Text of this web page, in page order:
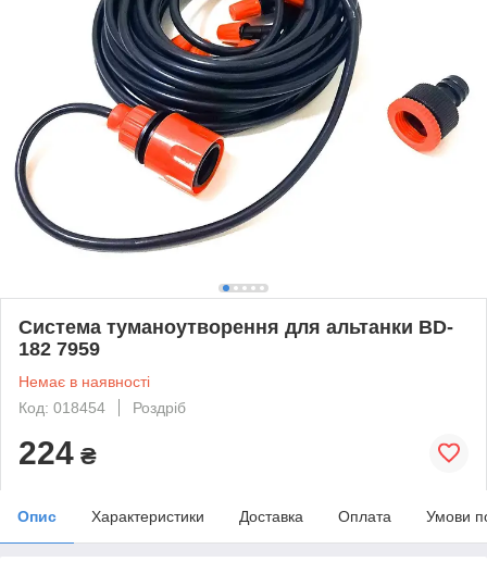
Система туманоутворення для альтанки BD-
182 7959
Немає в наявності
Код: 018454
Роздріб
224 ₴
Опис Характеристики Доставка Оплата Умови